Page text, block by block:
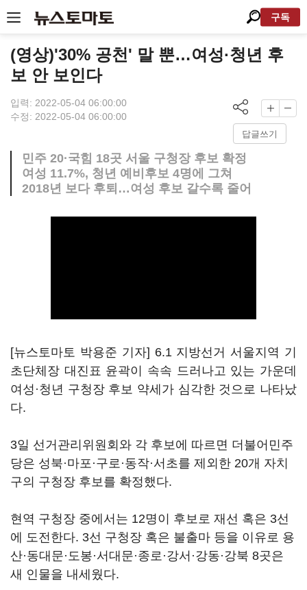
구독
(영상)'30% 공천' 말 뿐…여성·청년 후
보 안 보인다
입력: 2022-05-04 06:00:00
수정: 2022-05-04 06:00:00
답글쓰기
민주 20·국힘 18곳 서울 구청장 후보 확정
여성 11.7%, 청년 예비후보 4명에 그쳐
2018년 보다 후퇴…여성 후보 갈수록 줄어
[뉴스토마토 박용준 기자] 6.1 지방선거 서울지역 기
초단체장 대진표 윤곽이 속속 드러나고 있는 가운데
여성·청년 구청장 후보 약세가 심각한 것으로 나타났
다.
3일 선거관리위원회와 각 후보에 따르면 더불어민주
당은 성북·마포·구로·동작·서초를 제외한 20개 자치
구의 구청장 후보를 확정했다.
현역 구청장 중에서는 12명이 후보로 재선 혹은 3선
에 도전한다. 3선 구청장 혹은 불출마 등을 이유로 용
산·동대문·도봉·서대문·종로·강서·강동·강북 8곳은
새 인물을 내세웠다.